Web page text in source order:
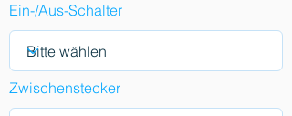
Ein-/Aus-Schalter
Zwischenstecker